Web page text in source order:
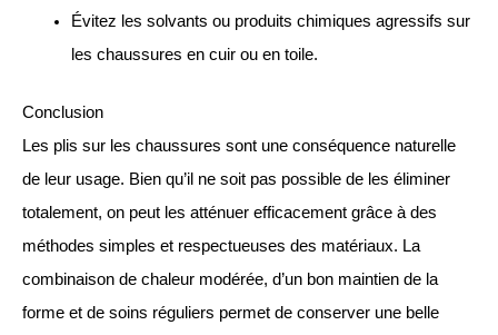
Évitez les solvants ou produits chimiques agressifs sur
les chaussures en cuir ou en toile.
Conclusion
Les plis sur les chaussures sont une conséquence naturelle
de leur usage. Bien qu’il ne soit pas possible de les éliminer
totalement, on peut les atténuer efficacement grâce à des
méthodes simples et respectueuses des matériaux. La
combinaison de chaleur modérée, d’un bon maintien de la
forme et de soins réguliers permet de conserver une belle